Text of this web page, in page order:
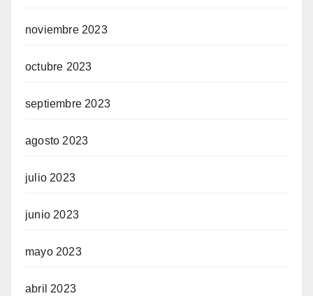
noviembre 2023
octubre 2023
septiembre 2023
agosto 2023
julio 2023
junio 2023
mayo 2023
abril 2023